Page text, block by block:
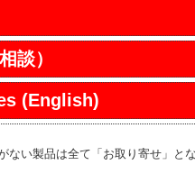
談）
(English)
ない製品は全て「お取り寄せ」とな